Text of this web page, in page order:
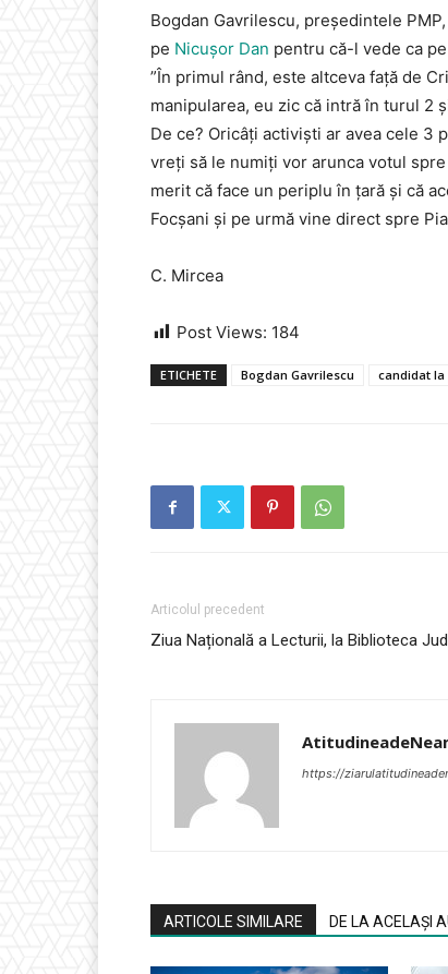
Bogdan Gavrilescu, președintele
pe Nicușor Dan pentru că-l vede ca
”În primul rând, este altceva față de
manipularea, eu zic că intră în turul 2
De ce? Oricâți activiști ar avea cele 3
vreți să le numiți vor arunca votul
merit că face un periplu în țară și că
Focșani și pe urmă vine direct spre
C. Mircea
Post Views: 184
ETICHETE Bogdan Gavrilescu candidat la
Articolul precedent
Ziua Națională a Lecturii, la Biblioteca
https://
ARTICOLE SIMILARE DE LA ACELAȘI